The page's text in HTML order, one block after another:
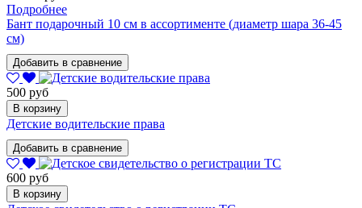
Подробнее
Бант подарочный 10 см в ассортименте (диаметр шара 36-45
см)
Добавить в сравнение
500 руб
В корзину
Детские водительские права
Добавить в сравнение
600 руб
В корзину